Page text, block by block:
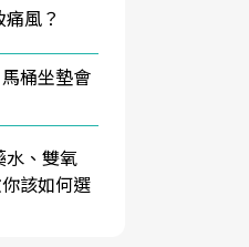
風？
桶坐墊會
水、雙氧
該如何選